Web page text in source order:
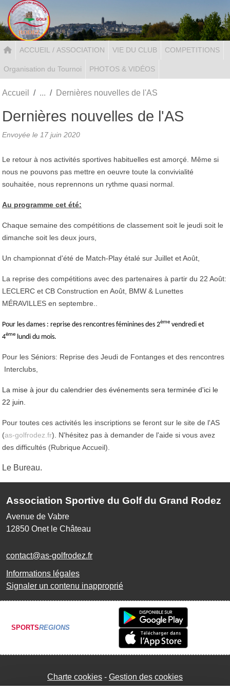
ACCUEIL / ASSOCIATION VIE DU CLUB COMPETITIONS
Organisation du Tournoi PHOTOS & VIDÉOS
Accueil Dernières nouvelles de l'AS
Dernières nouvelles de l'AS
Envoyée le 17 juin 2020
Le retour à nos activités sportives habituelles est amorçé. Même si
nous ne pouvons pas mettre en oeuvre toute la convivialité
souhaitée, nous reprennons un rythme quasi normal.
Au programme cet été:
Chaque semaine des compétitions de classement soit le jeudi soit le
dimanche soit les deux jours,
Un championnat d'été de Match-Play étalé sur Juillet et Août,
La reprise des compétitions avec des partenaires à partir du 22 Août:
LECLERC et CB Construction en Août, BMW & Lunettes
MÉRAVILLES en septembre..
Pour les dames : reprise des rencontres féminines des 2ème vendredi et
4ème lundi du mois.
Pour les Séniors: Reprise des Jeudi de Fontanges et des rencontres
Interclubs,
La mise à jour du calendrier des événements sera terminée d'ici le
22 juin.
Pour toutes ces activités les inscriptions se feront sur le site de l'AS
(as-golfrodez.fr). N'hésitez pas à demander de l'aide si vous avez
des difficultés (Rubrique Accueil).
Le Bureau.
Association Sportive du Golf du Grand Rodez
Avenue de Vabre
12850 Onet le Château
contact@as-golfrodez.fr
Informations légales
Signaler un contenu inapproprié
SPORTSREGIONS
Charte cookies Gestion des cookies
Panneau de gestion des cookies